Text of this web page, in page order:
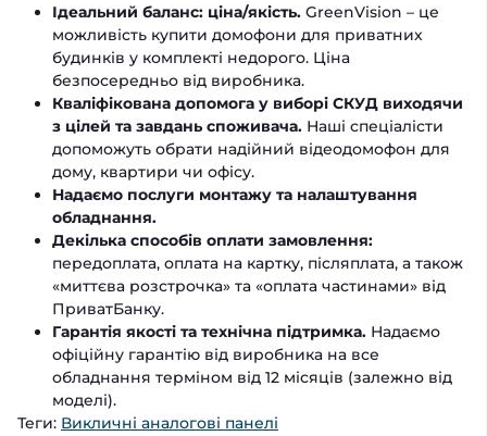
Ідеальний баланс: ціна/якість. GreenVision – це
можливість купити домофони для приватних
будинків у комплекті недорого. Ціна
безпосередньо від виробника.
Кваліфікована допомога у виборі СКУД виходячи
з цілей та завдань споживача. Наші спеціалісти
допоможуть обрати надійний відеодомофон для
дому, квартири чи офісу.
Надаємо послуги монтажу та налаштування
обладнання.
Декілька способів оплати замовлення:
передоплата, оплата на картку, післяплата, а також
«миттєва розстрочка» та «оплата частинами» від
ПриватБанку.
Гарантія якості та технічна підтримка. Надаємо
офіційну гарантію від виробника на все
обладнання терміном від 12 місяців (залежно від
моделі).
Теги: Викличні аналогові панелі